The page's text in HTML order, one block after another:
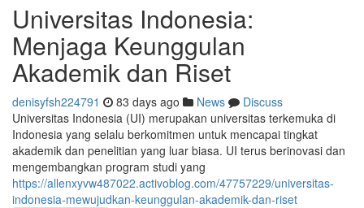
Universitas Indonesia:
Menjaga Keunggulan
Akademik dan Riset
denisyfsh224791 83 days ago News
Discuss
Universitas Indonesia (UI) merupakan universitas terkemuka di
Indonesia yang selalu berkomitmen untuk mencapai tingkat
akademik dan penelitian yang luar biasa. UI terus berinovasi dan
mengembangkan program studi yang
https://allenxyvw487022.activoblog.com/47757229/universitas-
indonesia-mewujudkan-keunggulan-akademik-dan-riset